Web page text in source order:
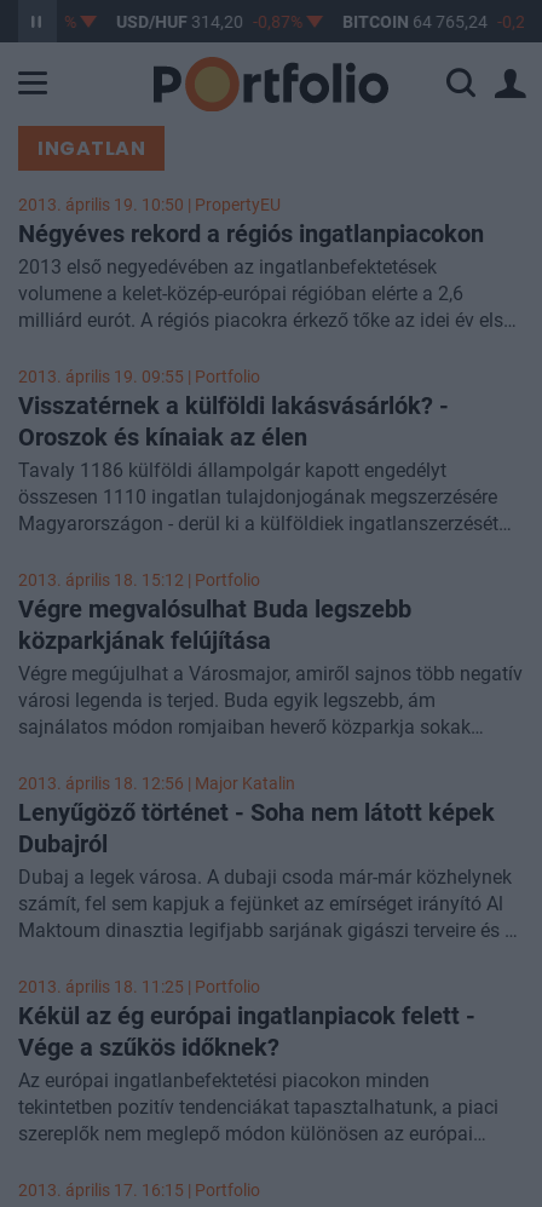
USD/HUF 314,20 -0,87% BITCOIN64 765,24 -0,22%
INGATLAN
2013. április 19. 10:50 | PropertyEU
Négyéves rekord a régiós ingatlanpiacokon
2013 első negyedévében az ingatlanbefektetések
volumene a kelet-közép-európai régióban elérte a 2,6
milliárd eurót. A régiós piacokra érkező tőke az idei év első
mintegy háromszorosára rúg. A számok arról tanúskodnak,
hogy befektetők favoritja továbbra is Oroszország és
Lengyelország - derül ki a CBRE legfrissebb elemzéséből.
2013. április 19. 09:55 | Portfolio
Visszatérnek a külföldi lakásvásárlók? -
Oroszok és kínaiak az élen
Tavaly 1186 külföldi állampolgár kapott engedélyt
összesen 1110 ingatlan tulajdonjogának megszerzésére
Magyarországon - derül ki a külföldiek ingatlanszerzését
kormányzati holnapon közzétett összesítés szerint a
legtöbb vásárló orosz állampolgár volt, a legnépszerűbbek
pedig a budapesti ingatlanok.
2013. április 18. 15:12 | Portfolio
Végre megvalósulhat Buda legszebb
közparkjának felújítása
Végre megújulhat a Városmajor, amiről sajnos több negatív
városi legenda is terjed. Buda egyik legszebb, ám
sajnálatos módon romjaiban heverő közparkja sokak
Ám a hírek szerint már csak pár hónap és indulhat a
felújítás, legalábbis ezt írja a kerületről szólóblogjában
Váczi János, Hegyvidék alpolgármestere.
2013. április 18. 12:56 | Major Katalin
Lenyűgöző történet - Soha nem látott képek
Dubajról
Dubaj a legek városa. A dubaji csoda már-már közhelynek
számít, fel sem kapjuk a fejünket az emírséget irányító Al
Maktoum dinasztia legifjabb sarjának gigászi terveire és a
100 emberből 99-nek Dubajról a rekord sebességgel épülő
felhőkarcoló-erdők és a városnyi ingatlanprojektek jutnak
eszébe. Mi azonban úgy döntöttünk, ezeket már nem
mutatnánk be - a dubaji csoda másképp, kevesebb
Pálmaszigettel és Burj Al Arabbal, elfeledett, talán soha
nem látott képekkel és történettel.
2013. április 18. 11:25 | Portfolio
Kékül az ég európai ingatlanpiacok felett -
Vége a szűkös időknek?
Az európai ingatlanbefektetési piacokon minden
tekintetben pozitív tendenciákat tapasztalhatunk, a piaci
szereplők nem meglepő módon különösen az európai
pedig Lengyelország az egyértelmű befutó - összegezték
2013. április 17. 16:15 | Portfolio